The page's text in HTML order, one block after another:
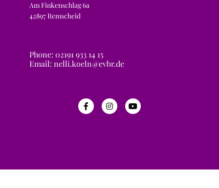
Am Finkenschlag 6a
42897 Remscheid
Phone: 02191 933 14 15
Email: nelli.koeln@evbr.de